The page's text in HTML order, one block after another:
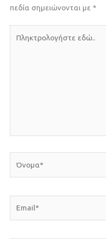
πεδία σημειώνονται με *
εδώ..